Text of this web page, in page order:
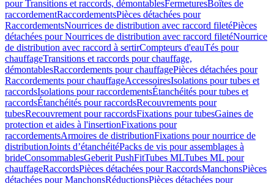
pour Transitions et raccords, démontablesFermeturesBoîtes de
raccordementRaccordementsPièces détachées pour
RaccordementsNourrices de distribution avec raccord filetéPièces
détachées pour Nourrices de distribution avec raccord filetéNourrice
de distribution avec raccord à sertirCompteurs d'eauTés pour
chauffageTransitions et raccords pour chauffage,
démontablesRaccordements pour chauffagePièces détachées pour
Raccordements pour chauffageAccessoiresIsolations pour tubes et
raccordsIsolations pour raccordementsÉtanchéités pour tubes et
raccordsÉtanchéités pour raccordsRecouvrements pour
tubesRecouvrement pour raccordsFixations pour tubesGaines de
protection et aides à l'insertionFixations pour
raccordementsArmoires de distributionFixations pour nourrice de
distributionJoints d’étanchéitéPacks de vis pour assemblages à
brideConsommablesGeberit PushFitTubes MLTubes ML pour
chauffageRaccordsPièces détachées pour RaccordsManchonsPièces
détachées pour ManchonsRéductionsPièces détachées pour